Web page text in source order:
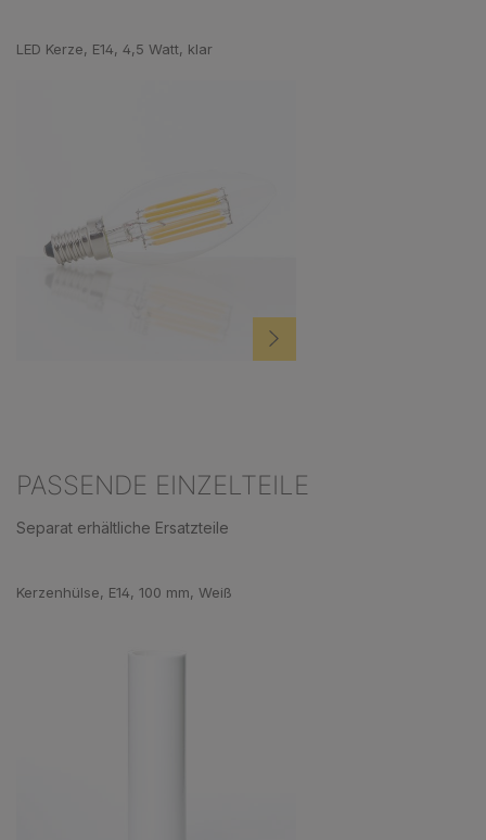
LED Kerze, E14, 4,5 Watt, klar
PASSENDE EINZELTEILE
Separat erhältliche Ersatzteile
Kerzenhülse, E14, 100 mm, Weiß